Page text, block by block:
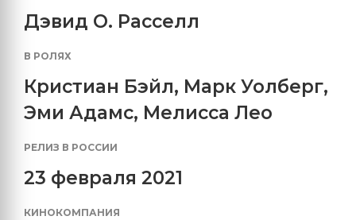
Дэвид О. Расселл
В РОЛЯХ
Кристиан Бэйл, Марк Уолберг,
Эми Адамс, Мелисса Лео
РЕЛИЗ В РОССИИ
23 февраля 2021
КИНОКОМПАНИЯ